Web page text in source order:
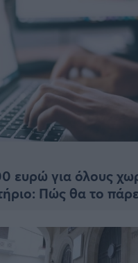
ευρώ για όλους
Πώς θα το